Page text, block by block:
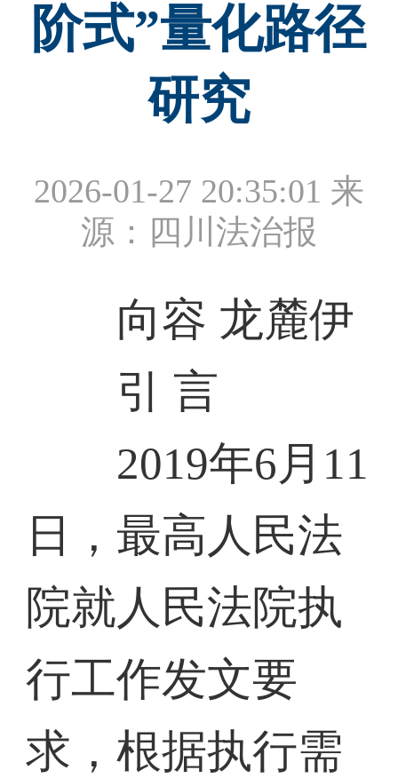
阶式”量化路径
研究
2026-01-27 20:35:01 来
源：四川法治报
向容 龙麓伊
引 言
2019年6月11
日，最高人民法
院就人民法院执
行工作发文要
求，根据执行需